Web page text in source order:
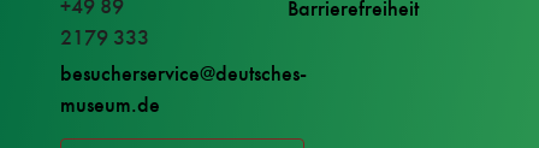
Barrierefreiheit
+49 89
2179 333
besucherservice@deutsches-
museum.de